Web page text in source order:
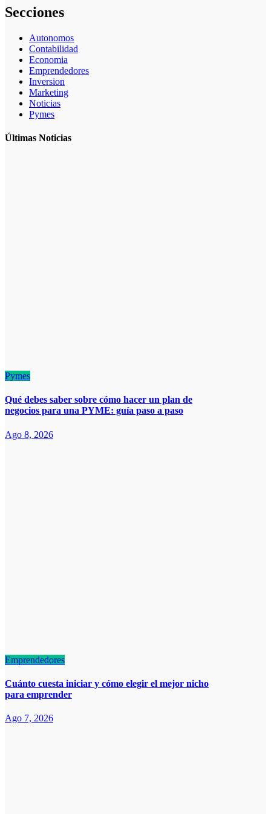
Secciones
Autonomos
Contabilidad
Economia
Emprendedores
Inversion
Marketing
Noticias
Pymes
Últimas Noticias
Pymes
Qué debes saber sobre cómo hacer un plan de
negocios para una PYME: guía paso a paso
Ago 8, 2026
Emprendedores
Cuánto cuesta iniciar y cómo elegir el mejor nicho
para emprender
Ago 7, 2026